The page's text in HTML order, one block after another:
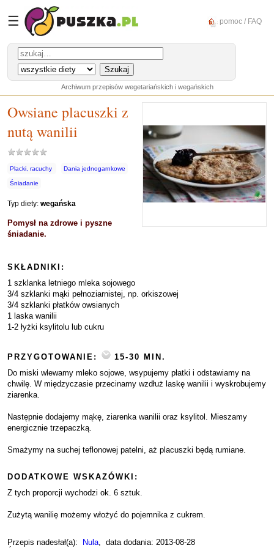
☰ pomoc / FAQ
Archiwum przepisów wegetariańskich i wegańskich
Owsiane placuszki z
nutą wanilii
Placki, racuchy Dania jednogarnkowe
Śniadanie
Typ diety: wegańska
Pomysł na zdrowe i pyszne
śniadanie.
SKŁADNIKI:
1 szklanka letniego mleka sojowego
3/4 szklanki mąki pełnoziarnistej, np. orkiszowej
3/4 szklanki płatków owsianych
1 laska wanilii
1-2 łyżki ksylitolu lub cukru
PRZYGOTOWANIE:
15-30 MIN.
Do miski wlewamy mleko sojowe, wsypujemy płatki i odstawiamy na
chwilę. W międzyczasie przecinamy wzdłuż laskę wanilii i wyskrobujemy
ziarenka.
Następnie dodajemy mąkę, ziarenka wanilii oraz ksylitol. Mieszamy
energicznie trzepaczką.
Smażymy na suchej teflonowej patelni, aż placuszki będą rumiane.
DODATKOWE WSKAZÓWKI:
Z tych proporcji wychodzi ok. 6 sztuk.
Zużytą wanilię możemy włożyć do pojemnika z cukrem.
Przepis nadesłał(a): Nula, data dodania: 2013-08-28